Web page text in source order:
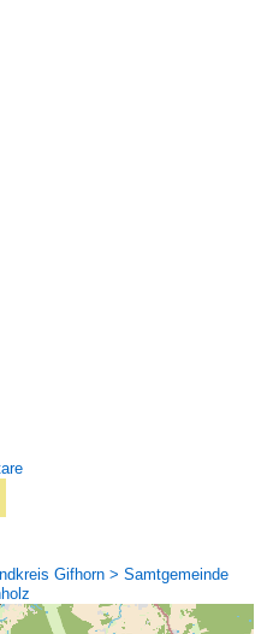
Gifhorn > Samtgemeinde